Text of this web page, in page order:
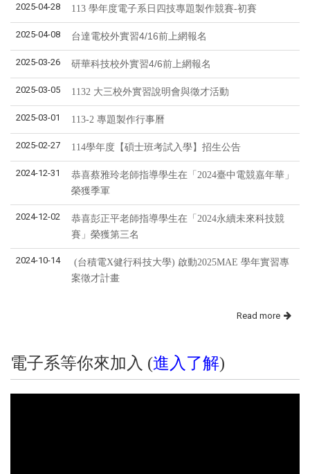
2025-04-28 113 學年度電子系日四技專題製作競賽-初賽
2025-04-08 台達電校外實習4/16前上網報名
2025-03-26 研華科技校外實習4/6前上網報名
2025-03-05 1132 大三校外實習說明會與徵才活動
2025-03-01 113-2 專題製作行事曆
2025-02-27 114學年度【碩士班考試入學】招生公告
2024-12-31
恭喜蔡雅玲老師指導學生在「2024臺中電競嘉年華」
榮獲季軍
2024-12-02
恭喜彭正平老師指導學生在「2024永續未來科技競
賽」榮獲第三名
2024-10-14
(台積電X健行科技大學) 啟動2025MAE 學年實習專
案徵才計畫
Read more
電子系等你來加入 (進入了解)